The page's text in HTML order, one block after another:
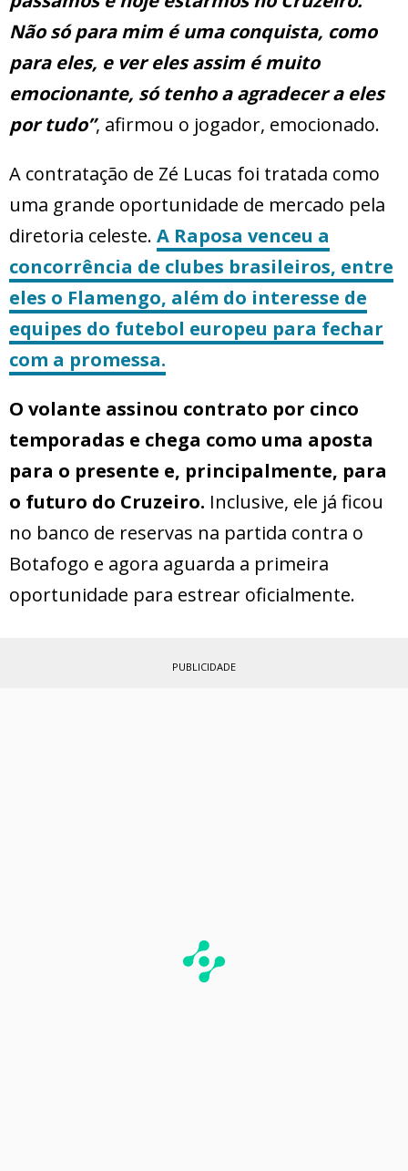
Não só para mim é uma conquista, como
para eles, e ver eles assim é muito
emocionante, só tenho a agradecer a eles
por tudo”, afirmou o jogador, emocionado.
A contratação de Zé Lucas foi tratada como
uma grande oportunidade de mercado pela
diretoria celeste. A Raposa venceu a
concorrência de clubes brasileiros, entre
eles o Flamengo, além do interesse de
equipes do futebol europeu para fechar
com a promessa.
O volante assinou contrato por cinco
temporadas e chega como uma aposta
para o presente e, principalmente, para
o futuro do Cruzeiro. Inclusive, ele já ficou
no banco de reservas na partida contra o
Botafogo e agora aguarda a primeira
oportunidade para estrear oficialmente.
PUBLICIDADE